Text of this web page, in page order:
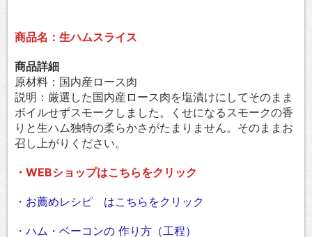
商品名：生ハムスライス
商品詳細
原材料：国内産ロース肉
説明：厳選した国内産ロース肉を塩漬けにしてそのまま
ボイルせずスモークしました。くせになるスモークの香
りと生ハム独特の柔らかさがたまりません。そのままお
召し上がりください。
・WEBショップはこちらをクリック
・ お薦めレシピ はこちらをクリック
・ ハム・ベーコンの 作り方（工程）